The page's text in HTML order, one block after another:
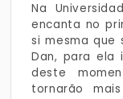
Na
encanta no
si mesma que
Dan, para ela
deste
tornarão